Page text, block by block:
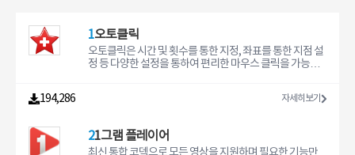
1오토클릭
오토클릭은 시간 및 횟수를 통한 지정, 좌표를 통한 지점 설
정 등 다양한 설정을 통하여 편리한 마우스 클릭을 가능하
194,286 자세히보기
21그램 플레이어
최신 통합 코덱으로 모든 영상을 지원하며 필요한 기능만